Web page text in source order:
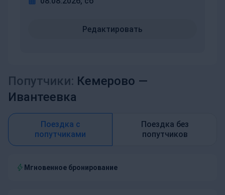
Редактировать
Попутчики: Кемерово —
Ивантеевка
Поездка с
попутчиками
Поездка без
попутчиков
Мгновенное бронирование